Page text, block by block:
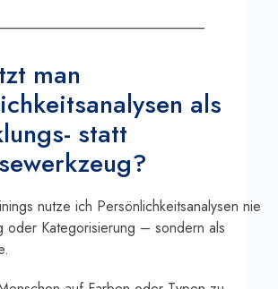
man
als
statt
nutze ich Persönlichkeitsanalysen nie
oder Kategorisierung – sondern als